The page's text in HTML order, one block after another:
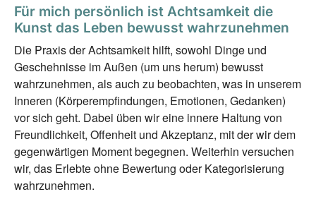
Für mich persönlich ist Achtsamkeit die
Kunst das Leben bewusst wahrzunehmen
Die Praxis der Achtsamkeit hilft, sowohl Dinge und
Geschehnisse im Außen (um uns herum) bewusst
wahrzunehmen, als auch zu beobachten, was in unserem
Inneren (Körperempfindungen, Emotionen, Gedanken)
vor sich geht. Dabei üben wir eine innere Haltung von
Freundlichkeit, Offenheit und Akzeptanz, mit der wir dem
gegenwärtigen Moment begegnen. Weiterhin versuchen
wir, das Erlebte ohne Bewertung oder Kategorisierung
wahrzunehmen.